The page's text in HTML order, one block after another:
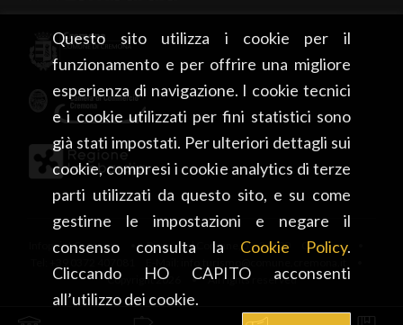
Questo sito utilizza i cookie per il
funzionamento e per offrire una migliore
esperienza di navigazione. I cookie tecnici
e i cookie utilizzati per fini statistici sono
già stati impostati. Per ulteriori dettagli sui
cookie, compresi i cookie analytics di terze
parti utilizzati da questo sito, e su come
gestirne le impostazioni e negare il
consenso consulta la Cookie Policy.
Cliccando HO CAPITO acconsenti
all’utilizzo dei cookie.
Infopoint Cremona • Piazza del Comune, 5 – 26100 Cremona •
Copyright 2026 • All rights reserved